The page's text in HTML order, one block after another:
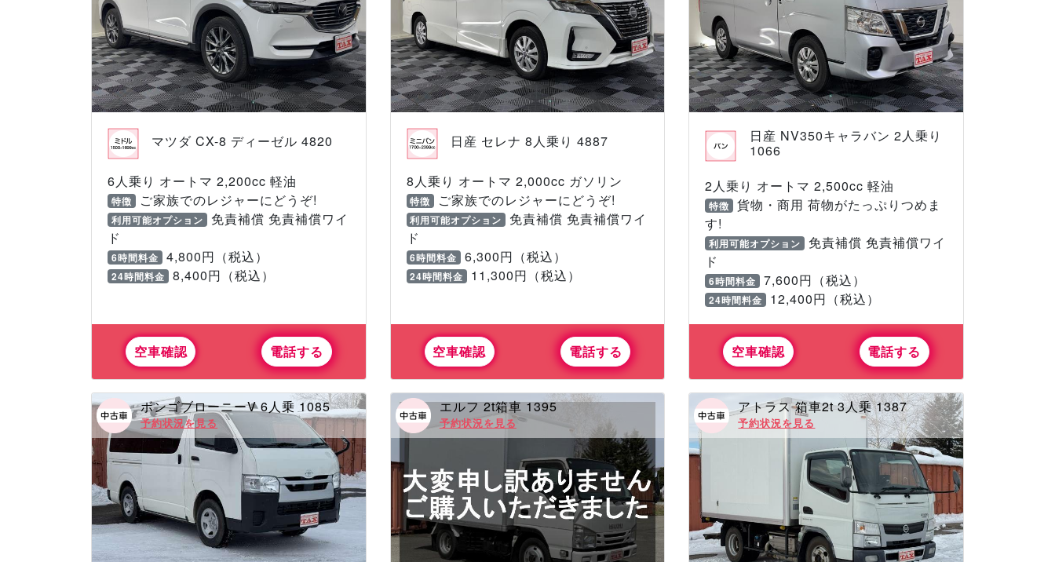
マツダ CX-8 ディーゼル 4820
6人乗り オートマ 2,200cc 軽油
特徴 ご家族でのレジャーにどうぞ!
利用可能オプション 免責補償 免責補償ワイ
ド
6時間料金 4,800円（税込）
24時間料金 8,400円（税込）
空車確認 電話する
日産 セレナ 8人乗り 4887
8人乗り オートマ 2,000cc ガソリン
特徴 ご家族でのレジャーにどうぞ!
利用可能オプション
免責補償 免責補償ワイ
ド
6時間料金 6,300円（税込）
24時間料金 11,300円（税込）
空車確認 電話する
日産 NV350キャラバン 2人乗り
1066
2人乗り オートマ 2,500cc 軽油
特徴 貨物・商用 荷物がたっぷりつめま
す!
利用可能オプション 免責補償 免責補償ワイ
ド
6時間料金 7,600円（税込）
24時間料金 12,400円（税込）
空車確認 電話する
ボンゴブローニーV 6人乗 1085
予約状況を見る
エルフ 2t箱車 1395
予約状況を見る
アトラス 箱車2t 3人乗 1387
予約状況を見る